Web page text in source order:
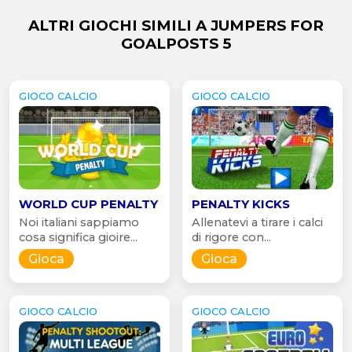
ALTRI GIOCHI SIMILI A JUMPERS FOR
GOALPOSTS 5
GIOCO CALCIO
WORLD CUP PENALTY
Noi italiani sappiamo
cosa significa gioire...
Gioca
GIOCO CALCIO
PENALTY KICKS
Allenatevi a tirare i calci
di rigore con...
Gioca
GIOCO CALCIO GIOCO CALCIO